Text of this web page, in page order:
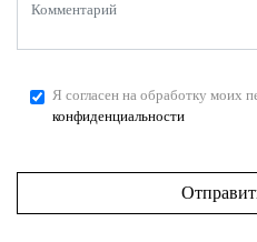
Я согласен на обработку моих
конфиденциальности